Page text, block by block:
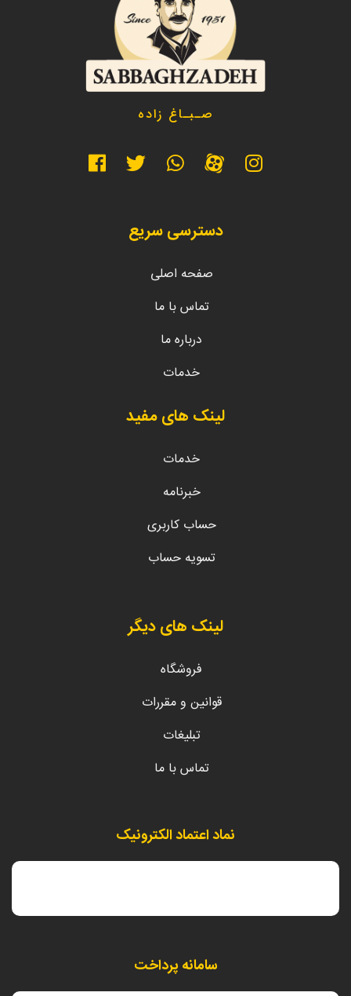
صـبـاغ زاده
دسترسی سریع
صفحه اصلی
تماس با ما
درباره ما
خدمات
لینک های مفید
خدمات
خبرنامه
حساب کاربری
تسویه حساب
لینک های دیگر
فروشگاه
قوانین و مقررات
تبلیغات
تماس با ما
نماد اعتماد الکترونیک
سامانه پرداخت